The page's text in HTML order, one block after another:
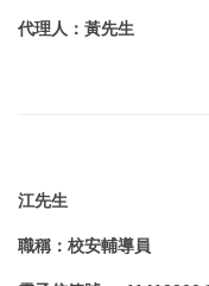
代理人 ：黃先生
江先生
職稱 ： 校安輔導員